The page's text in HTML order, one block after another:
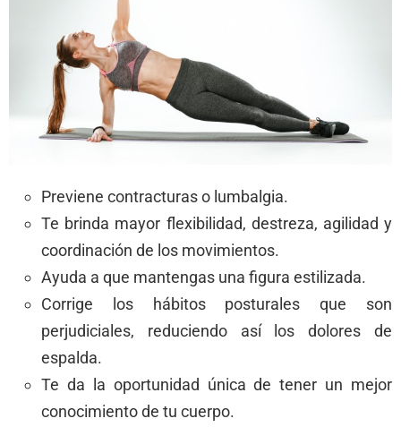
Previene contracturas o lumbalgia.
Te brinda mayor flexibilidad, destreza, agilidad y
coordinación de los movimientos.
Ayuda a que mantengas una figura estilizada.
Corrige los hábitos posturales que son
perjudiciales, reduciendo así los dolores de
espalda.
Te da la oportunidad única de tener un mejor
conocimiento de tu cuerpo.